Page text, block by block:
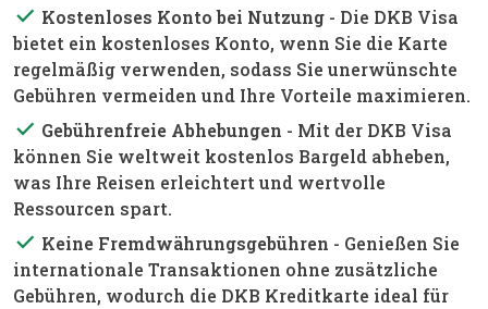
done Kostenloses Konto bei Nutzung - Die DKB Visa
bietet ein kostenloses Konto, wenn Sie die Karte
regelmäßig verwenden, sodass Sie unerwünschte
Gebühren vermeiden und Ihre Vorteile maximieren.
done Gebührenfreie Abhebungen - Mit der DKB Visa
können Sie weltweit kostenlos Bargeld abheben,
was Ihre Reisen erleichtert und wertvolle
Ressourcen spart.
done Keine Fremdwährungsgebühren - Genießen Sie
internationale Transaktionen ohne zusätzliche
Gebühren, wodurch die DKB Kreditkarte ideal für